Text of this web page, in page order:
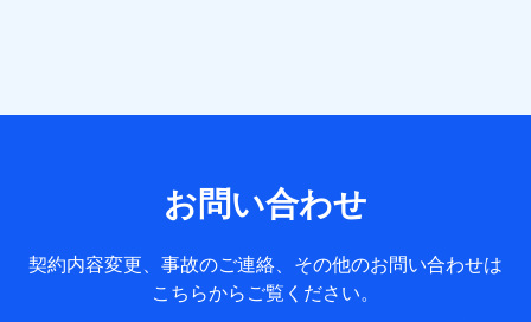
送信履歴などの情報）が含まれます。
約に関する情報。例として、保険契約者及び被保険者の氏
名、住所、生年月日、性別、保険契約者と被保険者の関係、
保険加入の目的、保険商品の内容、保険料、保険料のお支払
お問い合わせ
契約内容変更、事故のご連絡、その他のお問い合わせは
こちらからご覧ください。